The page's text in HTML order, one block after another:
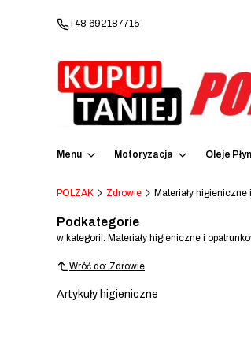
+48 692187715
Menu Motoryzacja Oleje
POLZAK Zdrowie Materiały higieniczne
Podkategorie
w kategorii: Materiały higieniczne i
Wróć do: Zdrowie
Artykuły higieniczne